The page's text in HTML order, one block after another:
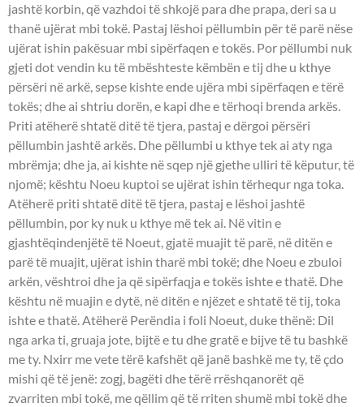
jashtë korbin, që vazhdoi të shkojë para dhe prapa, deri sa u
thanë ujërat mbi tokë. Pastaj lëshoi pëllumbin për të parë nëse
ujërat ishin pakësuar mbi sipërfaqen e tokës. Por pëllumbi nuk
gjeti dot vendin ku të mbështeste këmbën e tij dhe u kthye
përsëri në arkë, sepse kishte ende ujëra mbi sipërfaqen e tërë
tokës; dhe ai shtriu dorën, e kapi dhe e tërhoqi brenda arkës.
Priti atëherë shtatë ditë të tjera, pastaj e dërgoi përsëri
pëllumbin jashtë arkës. Dhe pëllumbi u kthye tek ai aty nga
mbrëmja; dhe ja, ai kishte në sqep një gjethe ulliri të këputur, të
njomë; kështu Noeu kuptoi se ujërat ishin tërhequr nga toka.
Atëherë priti shtatë ditë të tjera, pastaj e lëshoi jashtë
pëllumbin, por ky nuk u kthye më tek ai. Në vitin e
gjashtëqindenjëtë të Noeut, gjatë muajit të parë, në ditën e
parë të muajit, ujërat ishin tharë mbi tokë; dhe Noeu e zbuloi
arkën, vështroi dhe ja që sipërfaqja e tokës ishte e thatë. Dhe
kështu në muajin e dytë, në ditën e njëzet e shtatë të tij, toka
ishte e thatë. Atëherë Perëndia i foli Noeut, duke thënë: Dil
nga arka ti, gruaja jote, bijtë e tu dhe gratë e bijve të tu bashkë
me ty. Nxirr me vete tërë kafshët që janë bashkë me ty, të çdo
mishi që të jenë: zogj, bagëti dhe tërë rrëshqanorët që
zvarriten mbi tokë, me qëllim që të rriten shumë mbi tokë dhe